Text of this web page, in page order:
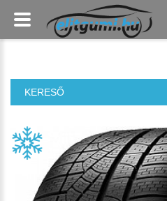
KERESŐ